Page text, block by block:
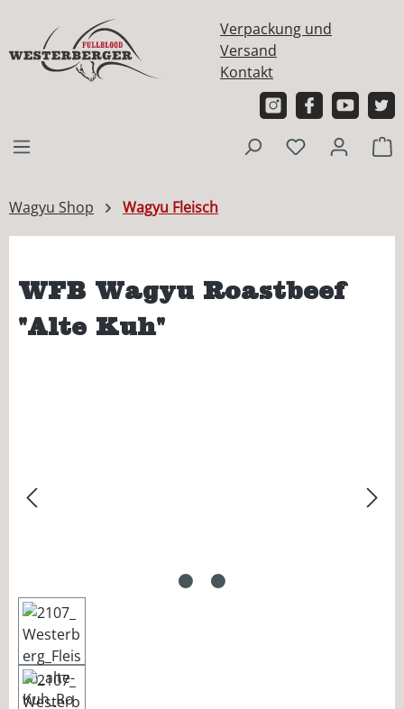
Verpackung und
Versand
Kontakt
Wagyu Shop Wagyu Fleisch
WFB Wagyu Roastbeef
"Alte Kuh"